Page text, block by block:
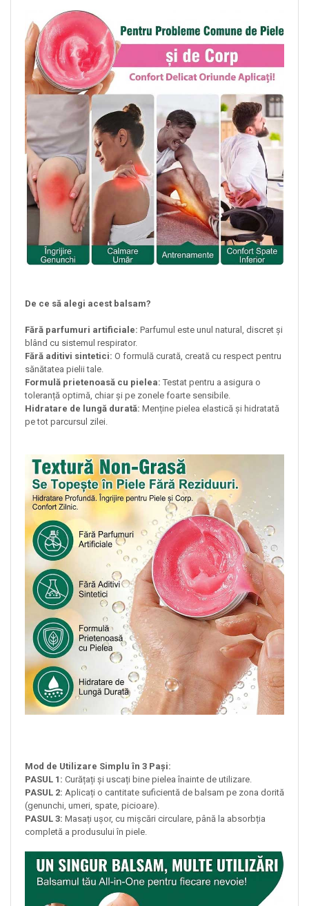
De ce să alegi acest balsam?
Fără parfumuri artificiale: Parfumul este unul natural, discret și
blând cu sistemul respirator.
Fără aditivi sintetici: O formulă curată, creată cu respect pentru
sănătatea pielii tale.
Formulă prietenoasă cu pielea: Testat pentru a asigura o
toleranță optimă, chiar și pe zonele foarte sensibile.
Hidratare de lungă durată: Menține pielea elastică și hidratată
pe tot parcursul zilei.
Mod de Utilizare Simplu în 3 Pași:
PASUL 1: Curățați și uscați bine pielea înainte de utilizare.
PASUL 2: Aplicați o cantitate suficientă de balsam pe zona dorită
(genunchi, umeri, spate, picioare).
PASUL 3: Masați ușor, cu mișcări circulare, până la absorbția
completă a produsului în piele.